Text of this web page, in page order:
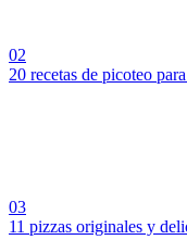
02
20 recetas de picoteo
03
11 pizzas originales y